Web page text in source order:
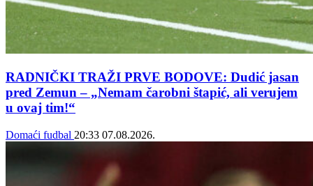
RADNIČKI TRAŽI PRVE BODOVE: Dudić jasan
pred Zemun – „Nemam čarobni štapić, ali verujem
u ovaj tim!“
Domaći fudbal 20:33 07.08.2026.